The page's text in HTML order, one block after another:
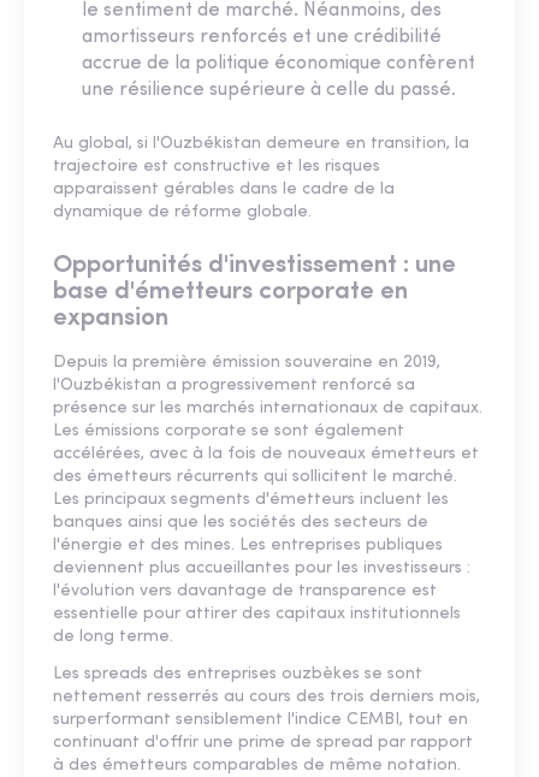
le sentiment de marché. Néanmoins, des
amortisseurs renforcés et une crédibilité
accrue de la politique économique confèrent
une résilience supérieure à celle du passé.
Au global, si l'Ouzbékistan demeure en transition, la
trajectoire est constructive et les risques
apparaissent gérables dans le cadre de la
dynamique de réforme globale.
Opportunités d'investissement : une
base d'émetteurs corporate en
expansion
Depuis la première émission souveraine en 2019,
l'Ouzbékistan a progressivement renforcé sa
présence sur les marchés internationaux de capitaux.
Les émissions corporate se sont également
accélérées, avec à la fois de nouveaux émetteurs et
des émetteurs récurrents qui sollicitent le marché.
Les principaux segments d'émetteurs incluent les
banques ainsi que les sociétés des secteurs de
l'énergie et des mines. Les entreprises publiques
deviennent plus accueillantes pour les investisseurs :
l'évolution vers davantage de transparence est
essentielle pour attirer des capitaux institutionnels
de long terme.
Les spreads des entreprises ouzbèkes se sont
nettement resserrés au cours des trois derniers mois,
surperformant sensiblement l'indice CEMBI, tout en
continuant d'offrir une prime de spread par rapport
à des émetteurs comparables de même notation.